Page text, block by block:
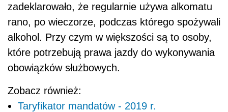
zadeklarowało, że regularnie używa alkomatu
rano, po wieczorze, podczas którego spożywali
alkohol. Przy czym w większości są to osoby,
które potrzebują prawa jazdy do wykonywania
obowiązków służbowych.
Zobacz również:
Taryfikator mandatów - 2019 r.